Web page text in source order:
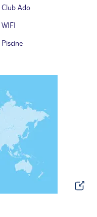
Club Ado
WIFI
Piscine